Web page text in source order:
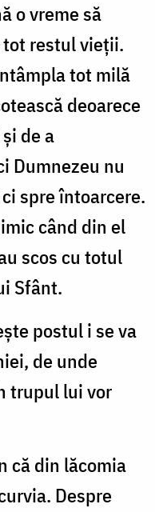
o vreme să
restul vieţii.
tot milă
deoarece
de a
Dumnezeu nu
spre întoarcere.
când din el
scos cu totul
Sfânt.
postul i se va
de unde
trupul lui vor
că din lăcomia
Despre